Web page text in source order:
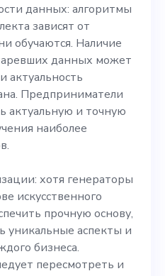
данных: алгоритмы
зависят от
обучаются. Наличие
данных может
актуальность
Предприниматели
актуальную и точную
наиболее
хотя генераторы
искусственного
прочную основу,
уникальные аспекты и
бизнеса.
пересмотреть и